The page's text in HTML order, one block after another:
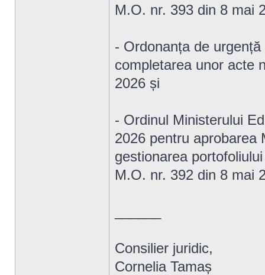
M.O. nr. 393 din 8 mai
- Ordonanța de
completarea unor acte
2026 și
- Ordinul Ministerului
2026 pentru aprobarea
gestionarea
M.O. nr. 392 din 8 mai
Consilier juridic,
Cornelia Tamaș